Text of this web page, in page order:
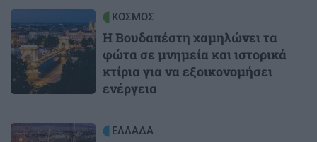
ΚΟΣΜΟΣ
Η Βουδαπέστη χαμηλώνει τα
φώτα σε μνημεία και ιστορικά
κτίρια για να εξοικονομήσει
ενέργεια
Image ΕΛΛΑΔΑ